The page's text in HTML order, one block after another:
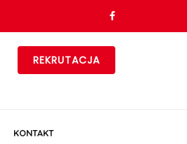
REKRUTACJA
KONTAKT